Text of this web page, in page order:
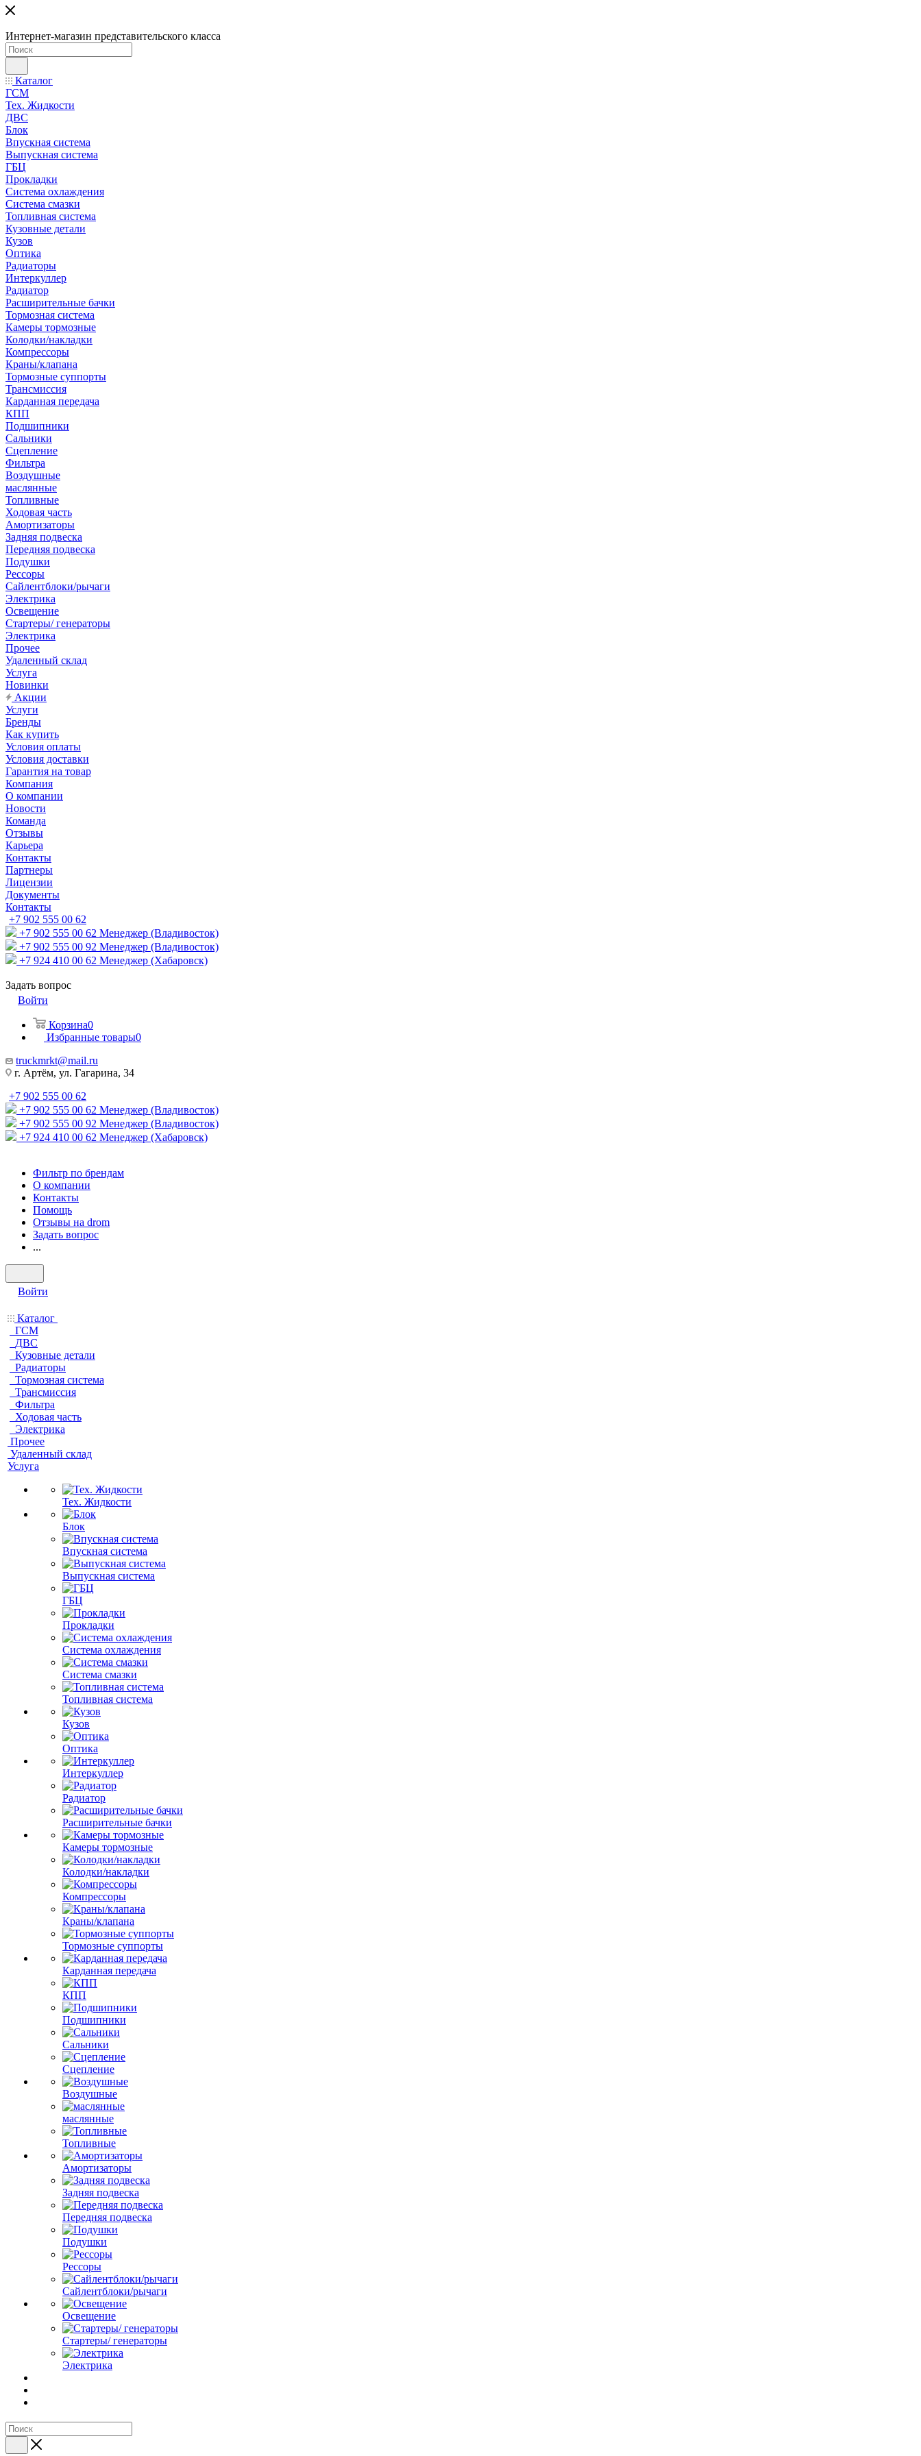
Интернет-магазин представительского класса
Каталог
ГСМ
Тех. Жидкости
ДВС
Блок
Впускная система
Выпускная система
ГБЦ
Прокладки
Система охлаждения
Система смазки
Топливная система
Кузовные детали
Кузов
Оптика
Радиаторы
Интеркуллер
Радиатор
Расширительные бачки
Тормозная система
Камеры тормозные
Колодки/накладки
Компрессоры
Краны/клапана
Тормозные суппорты
Трансмиссия
Карданная передача
КПП
Подшипники
Сальники
Сцепление
Фильтра
Воздушные
маслянные
Топливные
Ходовая часть
Амортизаторы
Задняя подвеска
Передняя подвеска
Подушки
Рессоры
Сайлентблоки/рычаги
Электрика
Освещение
Стартеры/ генераторы
Электрика
Прочее
Удаленный склад
Услуга
Новинки
Акции
Услуги
Бренды
Как купить
Условия оплаты
Условия доставки
Гарантия на товар
Компания
О компании
Новости
Команда
Отзывы
Карьера
Контакты
Партнеры
Лицензии
Документы
Контакты
+7 902 555 00 62
+7 902 555 00 62 Менеджер (Владивосток)
+7 902 555 00 92 Менеджер (Владивосток)
+7 924 410 00 62 Менеджер (Хабаровск)
Задать вопрос
Войти
Корзина0
Избранные товары0
truckmrkt@mail.ru
г. Артём, ул. Гагарина, 34
+7 902 555 00 62
+7 902 555 00 62 Менеджер (Владивосток)
+7 902 555 00 92 Менеджер (Владивосток)
+7 924 410 00 62 Менеджер (Хабаровск)
Фильтр по брендам
О компании
Контакты
Помощь
Отзывы на drom
Задать вопрос
...
Войти
Каталог
ГСМ
ДВС
Кузовные детали
Радиаторы
Тормозная система
Трансмиссия
Фильтра
Ходовая часть
Электрика
Прочее
Удаленный склад
Услуга
Тех. Жидкости
Блок
Впускная система
Выпускная система
ГБЦ
Прокладки
Система охлаждения
Система смазки
Топливная система
Кузов
Оптика
Интеркуллер
Радиатор
Расширительные бачки
Камеры тормозные
Колодки/накладки
Компрессоры
Краны/клапана
Тормозные суппорты
Карданная передача
КПП
Подшипники
Сальники
Сцепление
Воздушные
маслянные
Топливные
Амортизаторы
Задняя подвеска
Передняя подвеска
Подушки
Рессоры
Сайлентблоки/рычаги
Освещение
Стартеры/ генераторы
Электрика